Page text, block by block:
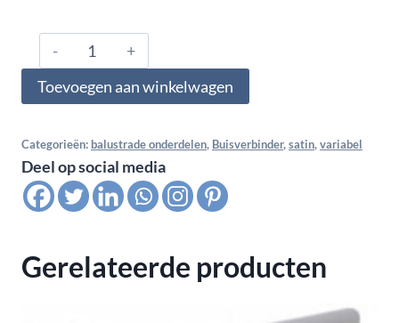
304.420.0209,
Buisverbinder
hoek
voor
buis
42,4x2,0
K320
Toevoegen aan winkelwagen
Categorieën: balustrade onderdelen, Buisverbinder, satin, variabel
Deel op social media
Gerelateerde producten